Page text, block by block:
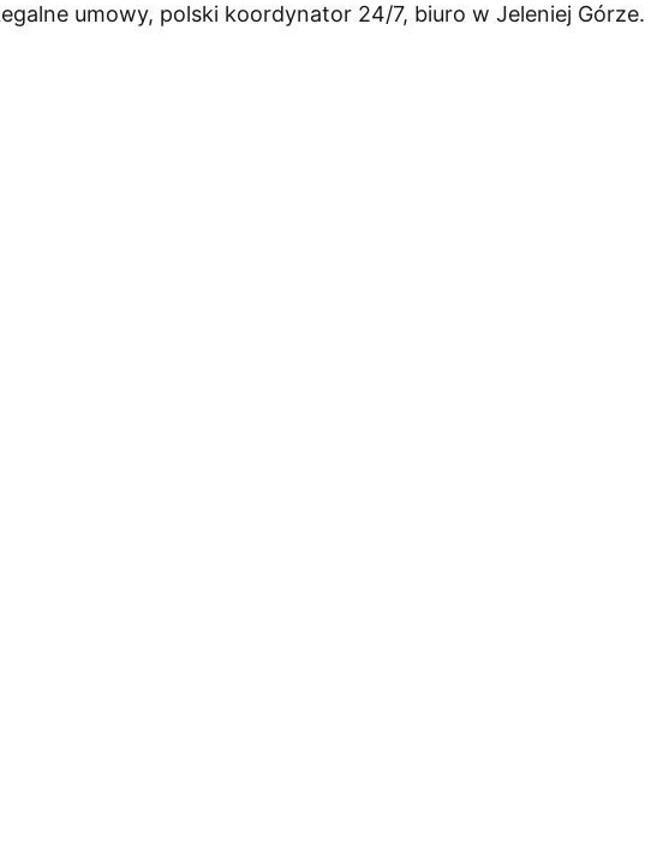
umowy, polski koordynator 24/7, biuro w Jeleniej Górze.